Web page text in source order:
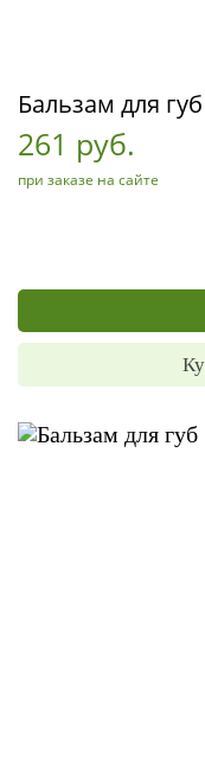
Бальзам для
261 руб.
при заказе на сайте